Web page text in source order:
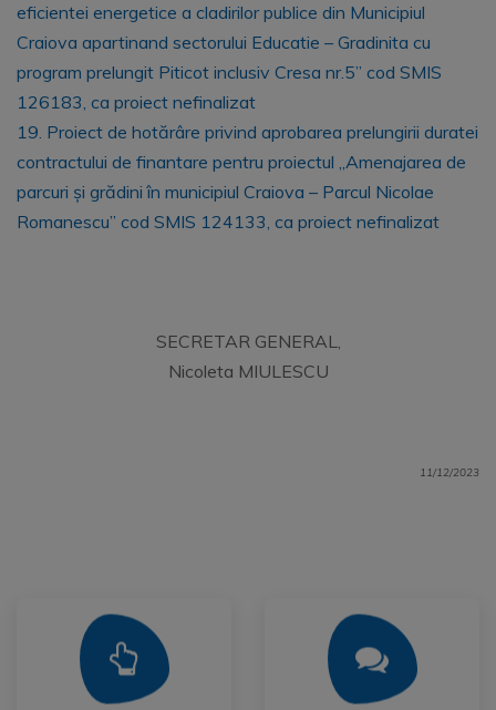
eficientei energetice a cladirilor publice din Municipiul
Craiova apartinand sectorului Educatie – Gradinita cu
program prelungit Piticot inclusiv Cresa nr.5” cod SMIS
126183, ca proiect nefinalizat
19. Proiect de hotărâre privind aprobarea prelungirii duratei
contractului de finantare pentru proiectul „Amenajarea de
parcuri și grădini în municipiul Craiova – Parcul Nicolae
Romanescu” cod SMIS 124133, ca proiect nefinalizat
SECRETAR GENERAL,
Nicoleta MIULESCU
11/12/2023
Mai Mult Mai Mult